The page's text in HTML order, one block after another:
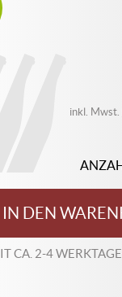
inkl. Mwst.
IN DEN
CA. 2-4